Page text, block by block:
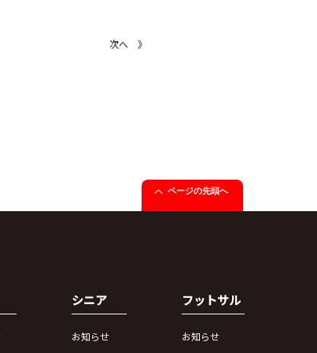
次へ 》
ページの先頭へ
シニア
お知らせ
フットサル
お知らせ